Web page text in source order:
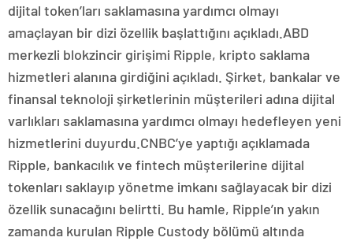
dijital token’ları saklamasına yardımcı olmayı
amaçlayan bir dizi özellik başlattığını açıkladı.ABD
merkezli blokzincir girişimi Ripple, kripto saklama
hizmetleri alanına girdiğini açıkladı. Şirket, bankalar ve
finansal teknoloji şirketlerinin müşterileri adına dijital
varlıkları saklamasına yardımcı olmayı hedefleyen yeni
hizmetlerini duyurdu.CNBC’ye yaptığı açıklamada
Ripple, bankacılık ve fintech müşterilerine dijital
tokenları saklayıp yönetme imkanı sağlayacak bir dizi
özellik sunacağını belirtti. Bu hamle, Ripple’ın yakın
zamanda kurulan Ripple Custody bölümü altında